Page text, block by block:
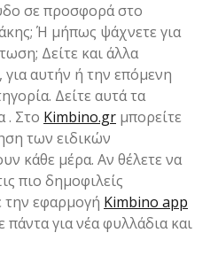
σε προσφορά στο
Ή μήπως ψάχνετε για
Δείτε και άλλα
αυτήν ή την επόμενη
Δείτε αυτά τα
. Στο Kimbino.gr μπορείτε
των ειδικών
κάθε μέρα. Αν θέλετε να
πιο δημοφιλείς
την εφαρμογή Kimbino app
πάντα για νέα φυλλάδια και